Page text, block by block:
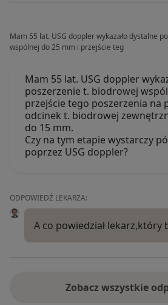
Mam 55 lat. USG doppler wykazało dystalne
wspólnej do 25 mm i przejście teg
Mam 55 lat. USG doppler
poszerzenie t. biodrowej
przejście tego poszerzenia na
odcinek t. biodrowej
do 15 mm.
Czy na tym etapie wystarczy
poprzez USG doppler?
ODPOWIEDŹ LEKARZA:
A co powiedział lekarz,który
Zobacz wszystkie